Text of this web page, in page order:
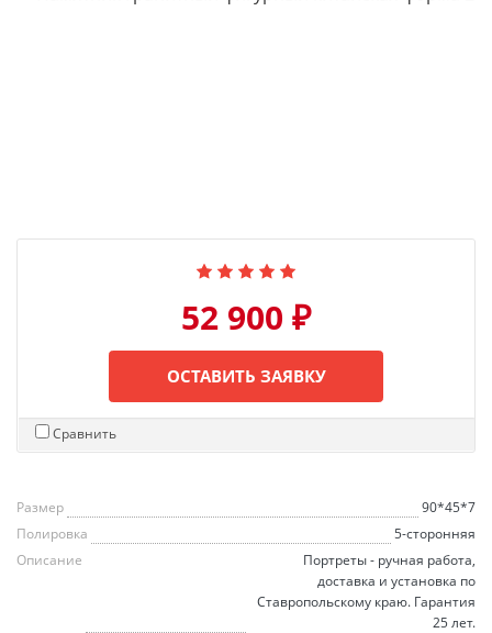
52 900 ₽
ОСТАВИТЬ ЗАЯВКУ
Сравнить
Размер
90*45*7
Полировка
5-сторонняя
Описание
Портреты - ручная работа,
доставка и установка по
Ставропольскому краю. Гарантия
25 лет.